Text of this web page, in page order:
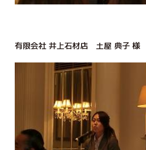
有限会社 井上石材店 土屋 典子 様